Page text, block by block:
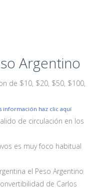
Argentino
de $10, $20, $50, $100,
información haz clic aquí
de circulación en los
es muy foco habitual
el Peso Argentino
de Carlos